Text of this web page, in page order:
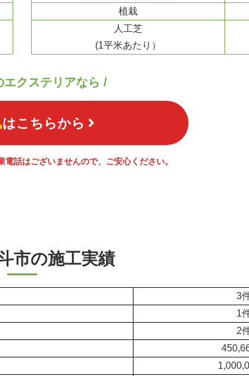
植栽
人工芝
(1平米あたり）
エクステリアなら /
はこちらから
電話はございませんので、ご安心ください。
市の施工実績
3
1
2